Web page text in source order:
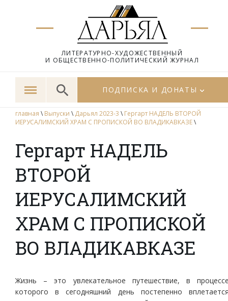
ЛИТЕРАТУРНО-ХУДОЖЕСТВЕННЫЙ
И ОБЩЕСТВЕННО-ПОЛИТИЧЕСКИЙ ЖУРНАЛ
ПОДПИСКА И ДОНАТЫ
главная \ Выпуски \ Дарьял 2023-3 \ Гергарт НАДЕЛЬ ВТОРОЙ
ИЕРУСАЛИМСКИЙ ХРАМ С ПРОПИСКОЙ ВО ВЛАДИКАВКАЗЕ\
Гергарт НАДЕЛЬ
ВТОРОЙ
ИЕРУСАЛИМСКИЙ
ХРАМ С ПРОПИСКОЙ
ВО ВЛАДИКАВКАЗЕ
Жизнь – это увлекательное путешествие, в
которого в сегодняшний день постепенно